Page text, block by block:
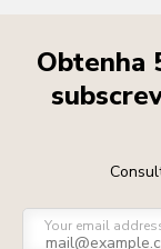
Obtenha
Your email